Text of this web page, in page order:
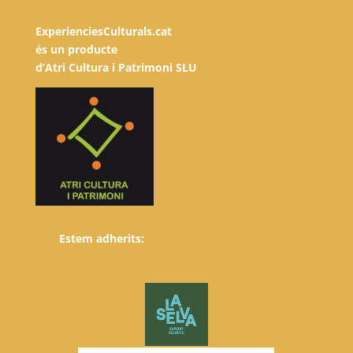
ExperienciesCulturals.cat
és un producte
d’Atri Cultura i Patrimoni SLU
Estem adherits: